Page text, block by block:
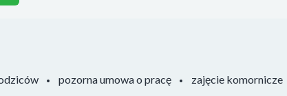
pozorna umowa o pracę zajęcie komornicze